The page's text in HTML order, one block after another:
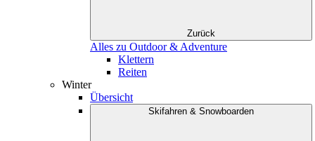
Zurück
Alles zu Outdoor & Adventure
Klettern
Reiten
Winter
Übersicht
Skifahren & Snowboarden